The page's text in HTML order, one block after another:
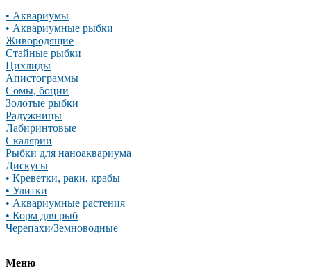
• Аквариумы
• Аквариумные рыбки
Живородящие
Стайные рыбки
Цихлиды
Апистограммы
Сомы, боции
Золотые рыбки
Радужницы
Лабиринтовые
Скалярии
Рыбки для наноаквариума
Дискусы
• Креветки, раки, крабы
• Улитки
• Аквариумные растения
• Корм для рыб
Черепахи/Земноводные
Меню